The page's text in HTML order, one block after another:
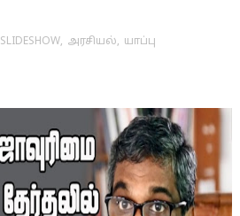
SLIDESHOW, அரசியல், யாப்பு